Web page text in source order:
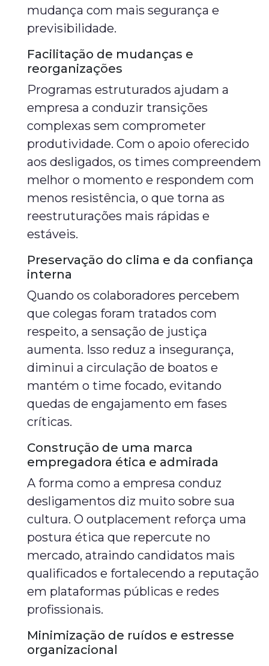
mudança com mais segurança e
previsibilidade.
Facilitação de mudanças e
reorganizações
Programas estruturados ajudam a
empresa a conduzir transições
complexas sem comprometer
produtividade. Com o apoio oferecido
aos desligados, os times compreendem
melhor o momento e respondem com
menos resistência, o que torna as
reestruturações mais rápidas e
estáveis.
Preservação do clima e da confiança
interna
Quando os colaboradores percebem
que colegas foram tratados com
respeito, a sensação de justiça
aumenta. Isso reduz a insegurança,
diminui a circulação de boatos e
mantém o time focado, evitando
quedas de engajamento em fases
críticas.
Construção de uma marca
empregadora ética e admirada
A forma como a empresa conduz
desligamentos diz muito sobre sua
cultura. O outplacement reforça uma
postura ética que repercute no
mercado, atraindo candidatos mais
qualificados e fortalecendo a reputação
em plataformas públicas e redes
profissionais.
Minimização de ruídos e estresse
organizacional